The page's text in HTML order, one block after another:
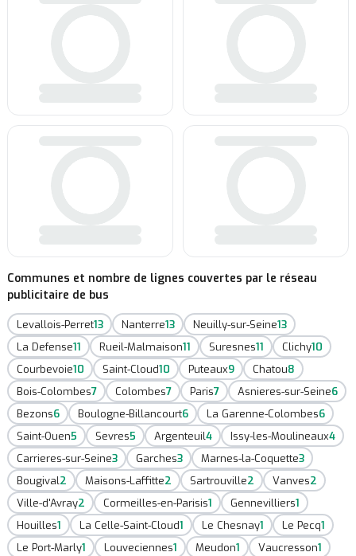
Communes et nombre de lignes couvertes par le réseau
publicitaire de bus
Levallois-Perret13 Nanterre13 Neuilly-sur-Seine13
La Defense11 Rueil-Malmaison11 Suresnes11 Clichy10
Courbevoie10 Saint-Cloud10 Puteaux9 Chatou8
Bois-Colombes7 Colombes7 Paris7 Asnieres-sur-Seine6
Bezons6 Boulogne-Billancourt6 La Garenne-Colombes6
Saint-Ouen5 Sevres5 Argenteuil4 Issy-les-Moulineaux4
Carrieres-sur-Seine3 Garches3 Marnes-la-Coquette3
Bougival2 Maisons-Laffitte2 Sartrouville2 Vanves2
Ville-d'Avray2 Cormeilles-en-Parisis1 Gennevilliers1
Houilles1 La Celle-Saint-Cloud1 Le Chesnay1 Le Pecq1
Le Port-Marly1 Louveciennes1 Meudon1 Vaucresson1